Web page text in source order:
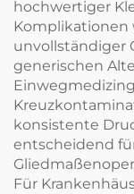
hochwertiger
Komplikationen
unvollständiger
generischen
konsistente
entscheidend
Für